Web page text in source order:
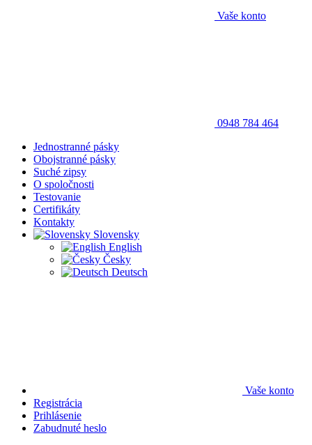
Vaše konto
0948 784 464
Jednostranné pásky
Obojstranné pásky
Suché zipsy
O spoločnosti
Testovanie
Certifikáty
Kontakty
Slovensky
English
Česky
Deutsch
Vaše konto
Registrácia
Prihlásenie
Zabudnuté heslo